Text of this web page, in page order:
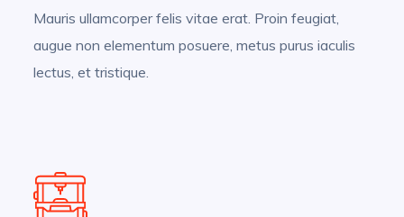
Mauris ullamcorper felis vitae erat. Proin feugiat,
augue non elementum posuere, metus purus iaculis
lectus, et tristique.